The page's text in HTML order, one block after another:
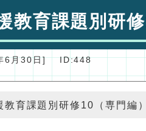
教育課題別研
6月30日] ID:448
教育課題別研修10（専門編）